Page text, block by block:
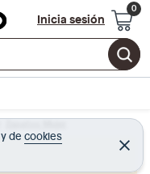
Inicia sesión
yde cookies C
e
Zapatos Mujer